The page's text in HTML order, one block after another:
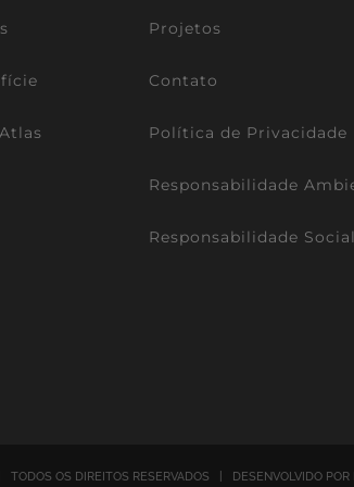
Projetos
Contato
Política de Privacidade
Responsabilidade
Responsabilidade Social
TODOS OS DIREITOS RESERVADOS | DESENVOLVIDO POR